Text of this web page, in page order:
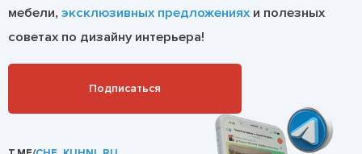
мебели, эксклюзивных предложениях и полезных
советах по дизайну интерьера!
Подписаться